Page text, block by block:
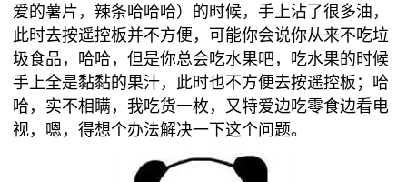
爱的薯片，辣条哈哈哈）的时候，手上沾了很多油，
此时去按遥控板并不方便，可能你会说你从来不吃垃
圾食品，哈哈，但是你总会吃水果吧，吃水果的时候
手上全是黏黏的果汁，此时也不方便去按遥控板；哈
哈，实不相瞒，我吃货一枚，又特爱边吃零食边看电
视，嗯，得想个办法解决一下这个问题。